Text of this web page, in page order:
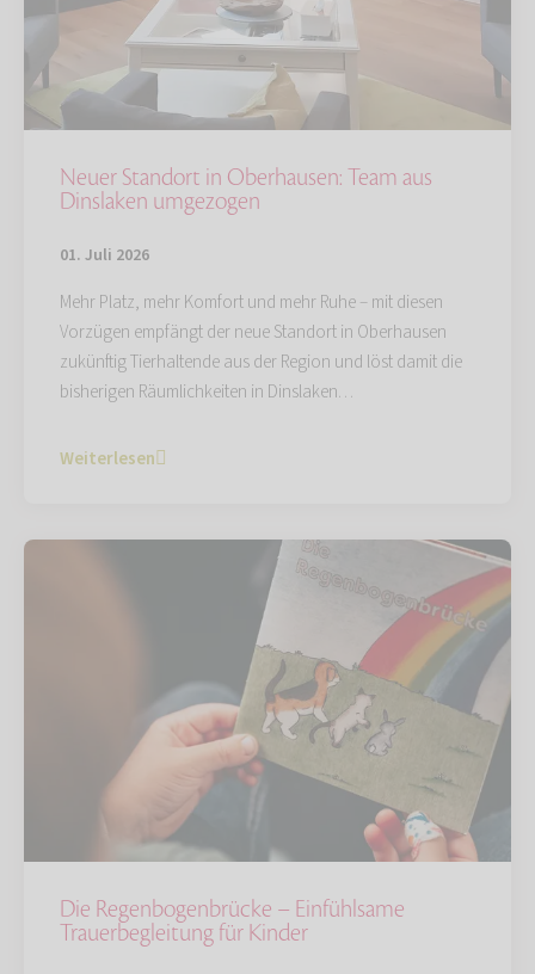
Neuer Standort in Oberhausen: Team aus
Dinslaken umgezogen
01. Juli 2026
Mehr Platz, mehr Komfort und mehr Ruhe – mit diesen
Vorzügen empfängt der neue Standort in Oberhausen
zukünftig Tierhaltende aus der Region und löst damit die
bisherigen Räumlichkeiten in Dinslaken…
Weiterlesen
Die Regenbogenbrücke – Einfühlsame
Trauerbegleitung für Kinder